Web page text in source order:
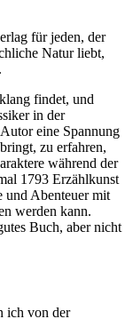
für jeden, der
Natur liebt,
findet, und
in der
eine Spannung
zu erfahren,
während der
1793 Erzählkunst
und Abenteuer mit
werden kann.
Buch, aber nicht
ich von der